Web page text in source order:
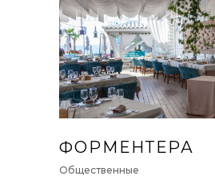
ФОРМЕНТЕРА
Общественные